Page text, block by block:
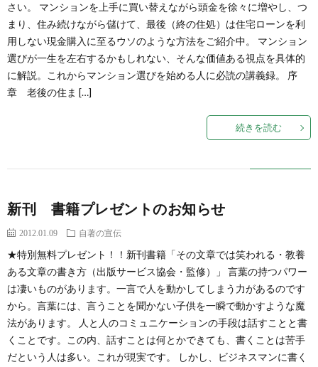
さい。 マンションを上手に買い替えながら頭金を徐々に増やし、つ
まり、住み続けながら儲けて、最後（終の住処）は住宅ローンを利
用しない現金購入に至るウソのような方法をご紹介中。 マンション
選びが一生を左右するかもしれない、そんな価値ある視点を具体的
に解説。これからマンション選びを始める人に必読の講義録。 序
章 老後の住ま […]
続きを読む
新刊 書籍プレゼントのお知らせ
2012.01.09 自著の宣伝
★特別無料プレゼント！！新刊書籍「その文章では笑われる・教養
ある文章の書き方（出版サービス協会・監修）」 言葉の持つパワー
は凄いものがあります。一言で人を動かしてしまう力があるのです
から。言葉には、言うことを聞かない子供を一瞬で動かすような魔
法があります。 人と人のコミュニケーションの手段は話すことと書
くことです。この内、話すことは何とかできても、書くことは苦手
だという人は多い。これが現実です。 しかし、ビジネスマンに書く